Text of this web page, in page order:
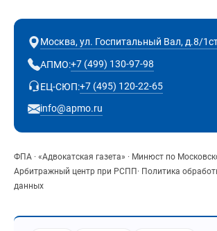
Москва, ул. Госпитальный Вал, д.8/
АПМО:+7 (499) 130-97-98
ЕЦ-СЮП:+7 (495) 120-22-65
info@apmo.ru
ФПА · «Адвокатская газета» · Минюст по
Арбитражный центр при РСПП · Политика
данных